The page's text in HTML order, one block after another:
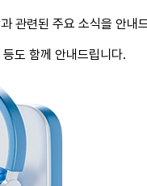
관련된 주요 소식을 안내
도 함께 안내드립니다.